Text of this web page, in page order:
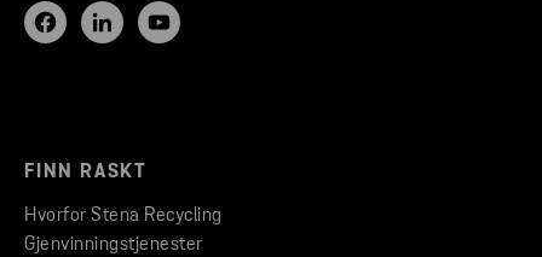
FINN RASKT
Hvorfor Stena Recycling
Gjenvinningstjenester